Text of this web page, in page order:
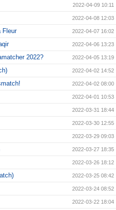
2022-04-09 10:11
2022-04-08 12:03
Fleur 2022-04-07 16:02
2022-04-06 13:23
2022? 2022-04-05 13:19
2022-04-02 14:52
2022-04-02 08:00
2022-04-01 10:53
2022-03-31 18:44
2022-03-30 12:55
2022-03-29 09:03
2022-03-27 18:35
2022-03-26 18:12
2022-03-25 08:42
2022-03-24 08:52
2022-03-22 18:04